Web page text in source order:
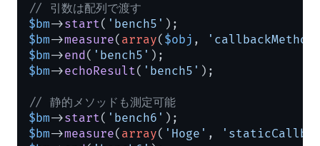
// 引数は配列で渡す
$bm->start( 'bench5'
$bm->measure( array( $obj ,
$bm->end( 'bench5'
$bm->echoResult( 'bench5' );
// 静的メソッドも測定可能
$bm->start( 'bench6'
$bm->measure( array( 'Hoge' ,